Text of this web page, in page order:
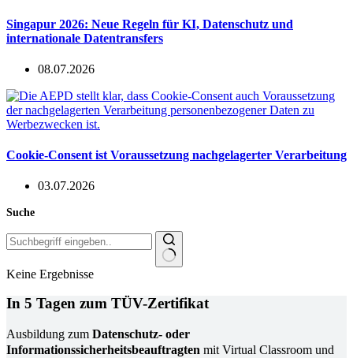
Singapur 2026: Neue Regeln für KI, Datenschutz und
internationale Datentransfers
08.07.2026
Cookie-Consent ist Voraussetzung nachgelagerter Verarbeitung
03.07.2026
Suche
Keine Ergebnisse
In 5 Tagen zum TÜV-Zertifikat
Ausbildung zum Datenschutz- oder
Informationssicherheitsbeauftragten mit Virtual Classroom und